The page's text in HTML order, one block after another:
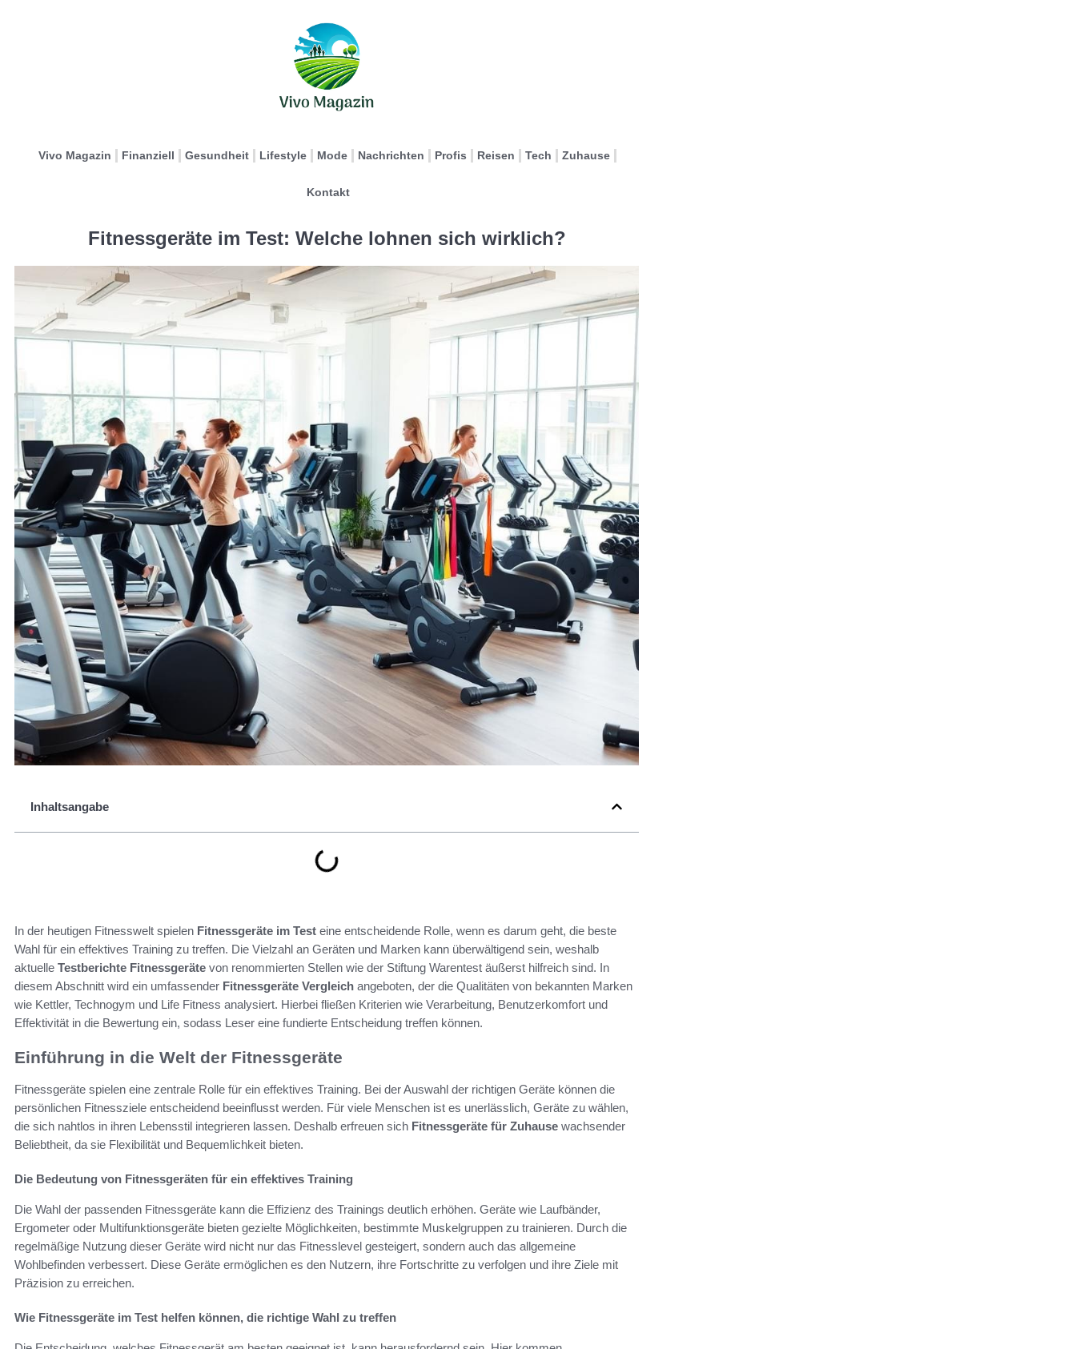
Vivo Magazin Finanziell Gesundheit Lifestyle Mode Nachrichten Profis Reisen Tech Zuhause
Kontakt
Fitnessgeräte im Test: Welche lohnen sich wirklich?
Inhaltsangabe
In der heutigen Fitnesswelt spielen Fitnessgeräte im Test eine entscheidende Rolle, wenn es darum geht, die beste
Wahl für ein effektives Training zu treffen. Die Vielzahl an Geräten und Marken kann überwältigend sein, weshalb
aktuelle Testberichte Fitnessgeräte von renommierten Stellen wie der Stiftung Warentest äußerst hilfreich sind. In
diesem Abschnitt wird ein umfassender Fitnessgeräte Vergleich angeboten, der die Qualitäten von bekannten Marken
wie Kettler, Technogym und Life Fitness analysiert. Hierbei fließen Kriterien wie Verarbeitung, Benutzerkomfort und
Effektivität in die Bewertung ein, sodass Leser eine fundierte Entscheidung treffen können.
Einführung in die Welt der Fitnessgeräte
Fitnessgeräte spielen eine zentrale Rolle für ein effektives Training. Bei der Auswahl der richtigen Geräte können die
persönlichen Fitnessziele entscheidend beeinflusst werden. Für viele Menschen ist es unerlässlich, Geräte zu wählen,
die sich nahtlos in ihren Lebensstil integrieren lassen. Deshalb erfreuen sich Fitnessgeräte für Zuhause wachsender
Beliebtheit, da sie Flexibilität und Bequemlichkeit bieten.
Die Bedeutung von Fitnessgeräten für ein effektives Training
Die Wahl der passenden Fitnessgeräte kann die Effizienz des Trainings deutlich erhöhen. Geräte wie Laufbänder,
Ergometer oder Multifunktionsgeräte bieten gezielte Möglichkeiten, bestimmte Muskelgruppen zu trainieren. Durch die
regelmäßige Nutzung dieser Geräte wird nicht nur das Fitnesslevel gesteigert, sondern auch das allgemeine
Wohlbefinden verbessert. Diese Geräte ermöglichen es den Nutzern, ihre Fortschritte zu verfolgen und ihre Ziele mit
Präzision zu erreichen.
Wie Fitnessgeräte im Test helfen können, die richtige Wahl zu treffen